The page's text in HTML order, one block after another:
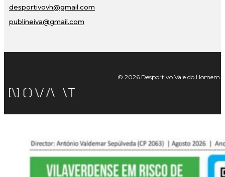
desportivovh@gmail.com
publineiva@gmail.com
© 2026 Desportivo Vale do Homem.